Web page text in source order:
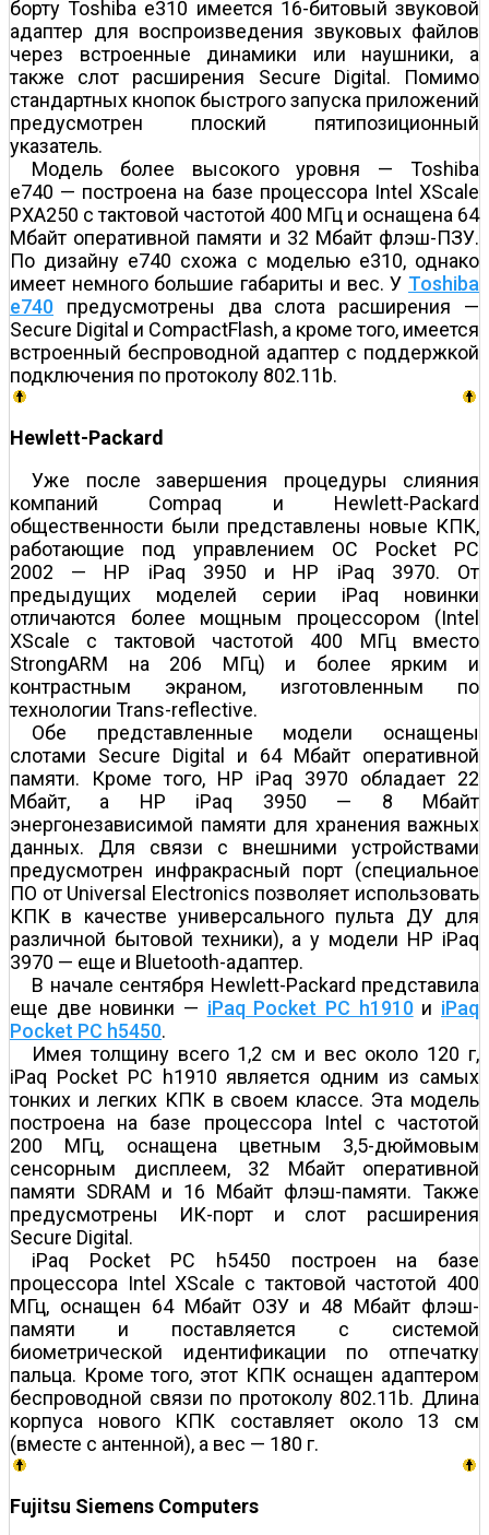
борту Toshiba e310 имеется 16-битовый звуковой
адаптер для воспроизведения звуковых файлов
через встроенные динамики или наушники, а
также слот расширения Secure Digital. Помимо
стандартных кнопок быстрого запуска приложений
предусмотрен плоский пятипозиционный
указатель.
Модель более высокого уровня — Toshiba
e740 — построена на базе процессора Intel XScale
PXA250 с тактовой частотой 400 МГц и оснащена 64
Мбайт оперативной памяти и 32 Мбайт флэш-ПЗУ.
По дизайну e740 схожа с моделью e310, однако
имеет немного большие габариты и вес. У Toshiba
e740 предусмотрены два слота расширения —
Secure Digital и CompactFlash, а кроме того, имеется
встроенный беспроводной адаптер с поддержкой
подключения по протоколу 802.11b.
Hewlett-Packard
Уже после завершения процедуры слияния
компаний Compaq и Hewlett-Packard
общественности были представлены новые КПК,
работающие под управлением ОС Pocket PC
2002 — HP iPaq 3950 и HP iPaq 3970. От
предыдущих моделей серии iPaq новинки
отличаются более мощным процессором (Intel
XScale с тактовой частотой 400 MГц вместо
StrongARM на 206 MГц) и более ярким и
контрастным экраном, изготовленным по
технологии Trans-reflective.
Обе представленные модели оснащены
слотами Secure Digital и 64 Мбайт оперативной
памяти. Кроме того, HP iPaq 3970 обладает 22
Мбайт, а HP iPaq 3950 — 8 Мбайт
энергонезависимой памяти для хранения важных
данных. Для связи с внешними устройствами
предусмотрен инфракрасный порт (специальное
ПО от Universal Electronics позволяет использовать
КПК в качестве универсального пульта ДУ для
различной бытовой техники), а у модели HP iPaq
3970 — еще и Bluetooth-адаптер.
В начале сентября Hewlett-Packard представила
еще две новинки — iPaq Pocket PC h1910и iPaq
Pocket PC h5450.
Имея толщину всего 1,2 см и вес около 120 г,
iPaq Pocket PC h1910 является одним из самых
тонких и легких КПК в своем классе. Эта модель
построена на базе процессора Intel с частотой
200 МГц, оснащена цветным 3,5-дюймовым
сенсорным дисплеем, 32 Мбайт оперативной
памяти SDRAM и 16 Мбайт флэш-памяти. Также
предусмотрены ИК-порт и слот расширения
Secure Digital.
iPaq Pocket PC h5450 построен на базе
процессора Intel XScale с тактовой частотой 400
МГц, оснащен 64 Мбайт ОЗУ и 48 Мбайт флэш-
памяти и поставляется с системой
биометрической идентификации по отпечатку
пальца. Кроме того, этот КПК оснащен адаптером
беспроводной связи по протоколу 802.11b. Длина
корпуса нового КПК составляет около 13 см
(вместе с антенной), а вес — 180 г.
Fujitsu Siemens Computers